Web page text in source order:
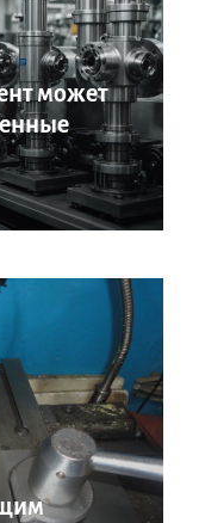
может